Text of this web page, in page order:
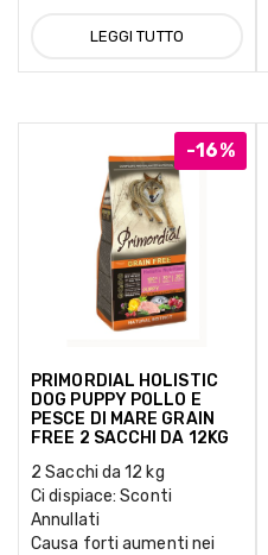
LEGGI TUTTO
-16%
PRIMORDIAL HOLISTIC
DOG PUPPY POLLO E
PESCE DI MARE GRAIN
FREE 2 SACCHI DA 12KG
2 Sacchi da 12 kg
Ci dispiace: Sconti
Annullati
Causa forti aumenti nei